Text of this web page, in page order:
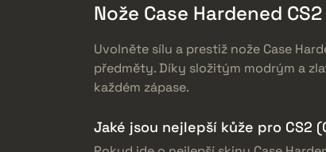
Nože Case Hardened CS2
Uvolněte sílu a prestiž nože Case
předměty. Díky složitým modrým a
každém zápase.
Jaké jsou nejlepší kůže pro CS2